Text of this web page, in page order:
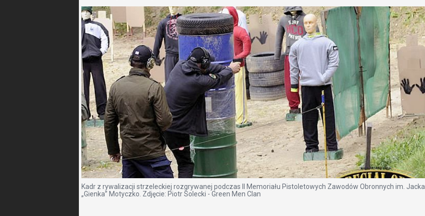
Kadr z rywalizacji strzeleckiej rozgrywanej podczas II Memoriału Pistoletowych Zawodów Obronnych im. Jacka
„Gienka” Motyczko. Zdjęcie: Piotr Solecki - Green Men Clan